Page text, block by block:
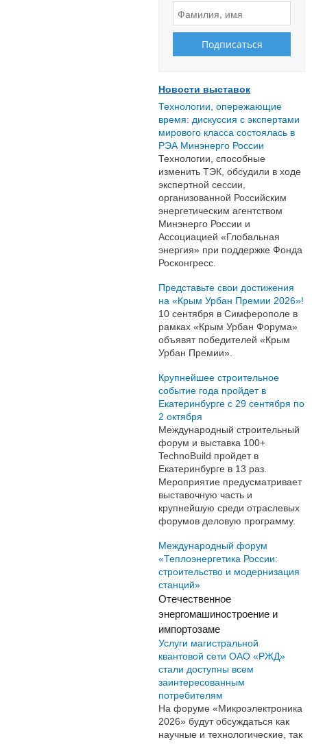
Новости выставок
Технологии, опережающие
время: дискуссия с экспертами
мирового класса состоялась в
РЭА Минэнерго России
Технологии, способные
изменить ТЭК, обсудили в ходе
экспертной сессии,
организованной Российским
энергетическим агентством
Минэнерго России и
Ассоциацией «Глобальная
энергия» при поддержке Фонда
Росконгресс.
Представьте свои достижения
на «Крым Урбан Премии 2026»!
10 сентября в Симферополе в
рамках «Крым Урбан Форума»
объявят победителей «Крым
Урбан Премии».
Крупнейшее строительное
событие года пройдет в
Екатеринбурге с 29 сентября по
2 октября
Международный строительный
форум и выставка 100+
TechnoBuild пройдет в
Екатеринбурге в 13 раз.
Мероприятие предусматривает
выставочную часть и
крупнейшую среди отраслевых
форумов деловую программу.
Международный форум
«Теплоэнергетика России:
строительство и модернизация
станций»
Отечественное
энергомашиностроение и
импортозаме
Услуги магистральной
квантовой сети ОАО «РЖД»
стали доступны всем
заинтересованным
потребителям
На форуме «Микроэлектроника
2026» будут обсуждаться как
научные и технологические, так